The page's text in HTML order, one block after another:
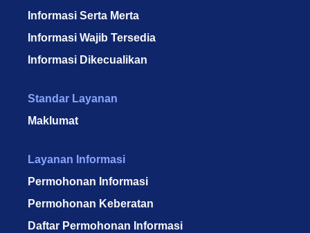
Informasi Serta Merta
Informasi Wajib Tersedia
Informasi Dikecualikan
Standar Layanan
Maklumat
Layanan Informasi
Permohonan Informasi
Permohonan Keberatan
Daftar Permohonan Informasi